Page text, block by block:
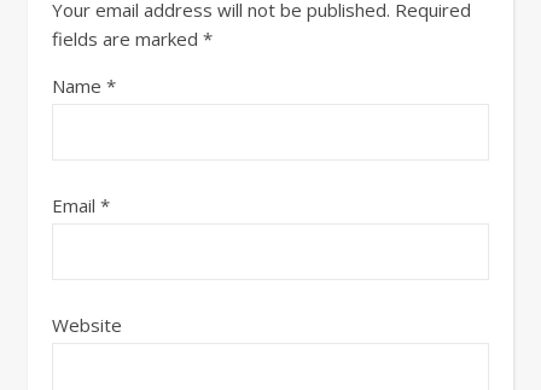
Your email address will not be published. Required
fields are marked *
Name *
Email *
Website